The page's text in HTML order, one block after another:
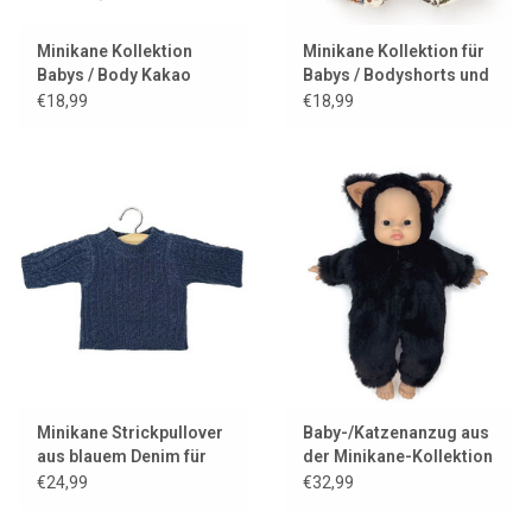
Minikane Kollektion
Babys / Body Kakao
€18,99
Minikane Kollektion für
Babys / Bodyshorts und
Jersey Gisèle
€18,99
Minikane Strickpullover
aus blauem Denim für
Ihre Gordi-Puppe
€24,99
Baby-/Katzenanzug aus
der Minikane-Kollektion
aus Kunstfell
€32,99